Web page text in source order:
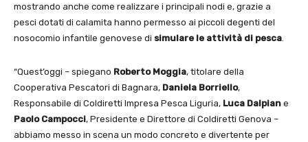
mostrando anche come realizzare i principali nodi e, grazie a
pesci dotati di calamita hanno permesso ai piccoli degenti del
nosocomio infantile genovese di simulare le attività di pesca
“Quest’oggi – spiegano Roberto Moggia, titolare della
Cooperativa Pescatori di Bagnara, Daniela Borriello,
Responsabile di Coldiretti Impresa Pesca Liguria, Luca Dalpian e
Paolo Campocci, Presidente e Direttore di Coldiretti Genova –
abbiamo messo in scena un modo concreto e divertente per